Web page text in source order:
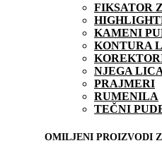
FIKSATOR
KAMENI
KONTURA
NJEGA
PRAJMERI
RUMENILA
TEČNI
OMILJENI PROIZVODI